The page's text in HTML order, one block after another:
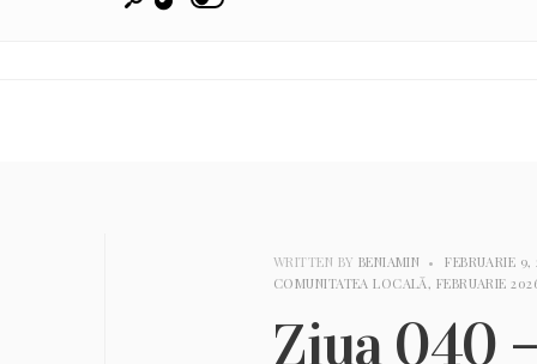
WRITTEN BY BENIAMIN • FEBRUARIE 9,
COMUNITATEA LOCALĂ, FEBRUARIE
Ziua 040